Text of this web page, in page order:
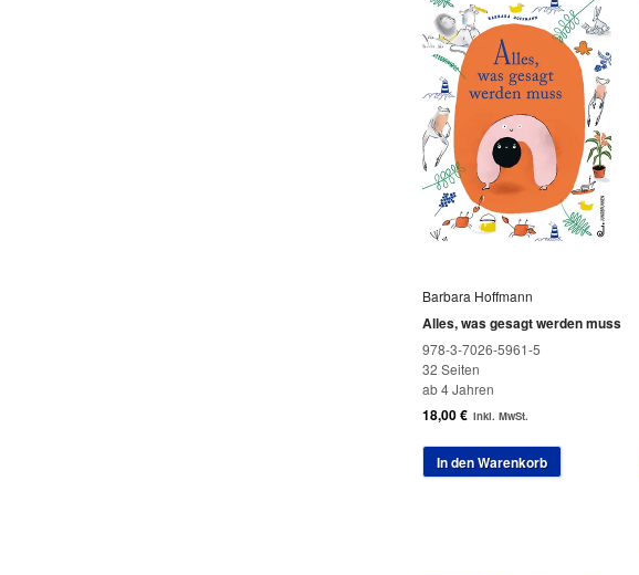
Barbara Hoffmann
Alles, was gesagt werden muss
978-3-7026-5961-5
32 Seiten
ab 4 Jahren
18,00€ inkl. MwSt.
In den Warenkorb